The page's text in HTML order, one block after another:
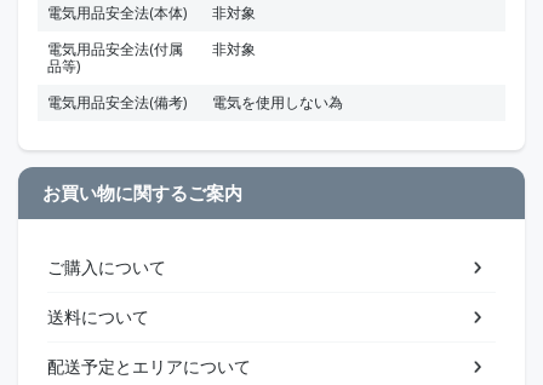
電気用品安全法(本体)
非対象
電気用品安全法(付属
品等)
非対象
電気用品安全法(備考) 電気を使用しない為
お買い物に関するご案内
ご購入について
送料について
配送予定とエリアについて